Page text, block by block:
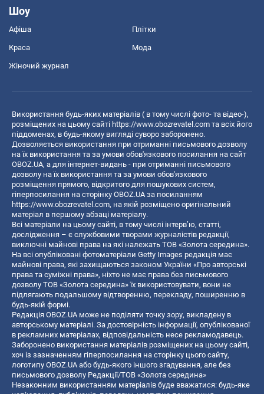
Шоу
Афіша Плітки
Краса Мода
Жіночий журнал
Використання будь-яких матеріалів ( в тому числі фото- та відео-),
розміщених на цьому сайті https://www.obozrevatel.com та всіх його
піддоменах, в будь-якому вигляді суворо заборонено.
Дозволяється використання при отриманні письмового дозволу
на їх використання та за умови обов'язкового посилання на сайт
OBOZ.UA, а для інтернет-видань - при отриманні письмового
дозволу на їх використання та за умови обов'язкового
розміщення прямого, відкритого для пошукових систем,
гіперпосилання на сторінку OBOZ.UA за посиланням
https://www.obozrevatel.com, на якій розміщено оригінальний
матеріал в першому абзаці матеріалу.
Всі матеріали на цьому сайті, в тому числі інтерв’ю, статті,
дослідження – є службовими творами журналістів редакції,
виключні майнові права на які належать ТОВ «Золота середина».
На всі опубліковані фотоматеріали Getty Images редакція має
майнові права, які захищаються законом України «Про авторські
права та суміжні права», ніхто не має права без письмового
дозволу ТОВ «Золота середина» їх використовувати, вони не
підлягають подальшому відтворенню, перекладу, поширенню в
будь-якій формі.
Редакція OBOZ.UA може не поділяти точку зору, викладену в
авторському матеріалі. За достовірність інформації, опублікованої
в рекламних матеріалах, відповідальність несе рекламодавець.
Заборонено використання матеріалів розміщених на цьому сайті,
хоч із зазначенням гіперпосилання на сторінку цього сайту,
логотипу OBOZ.UA або будь-якого іншого згадування, але без
письмового дозволу Редакції/ТОВ «Золота середина»
Незаконним використанням матеріалів буде вважатися: будь-яке